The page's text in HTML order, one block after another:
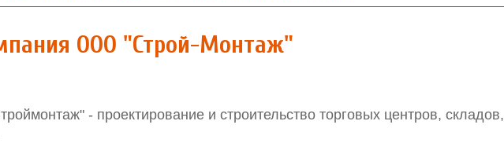
ООО "Строй-Монтаж"
- проектирование и строительство торговых центров, складов,